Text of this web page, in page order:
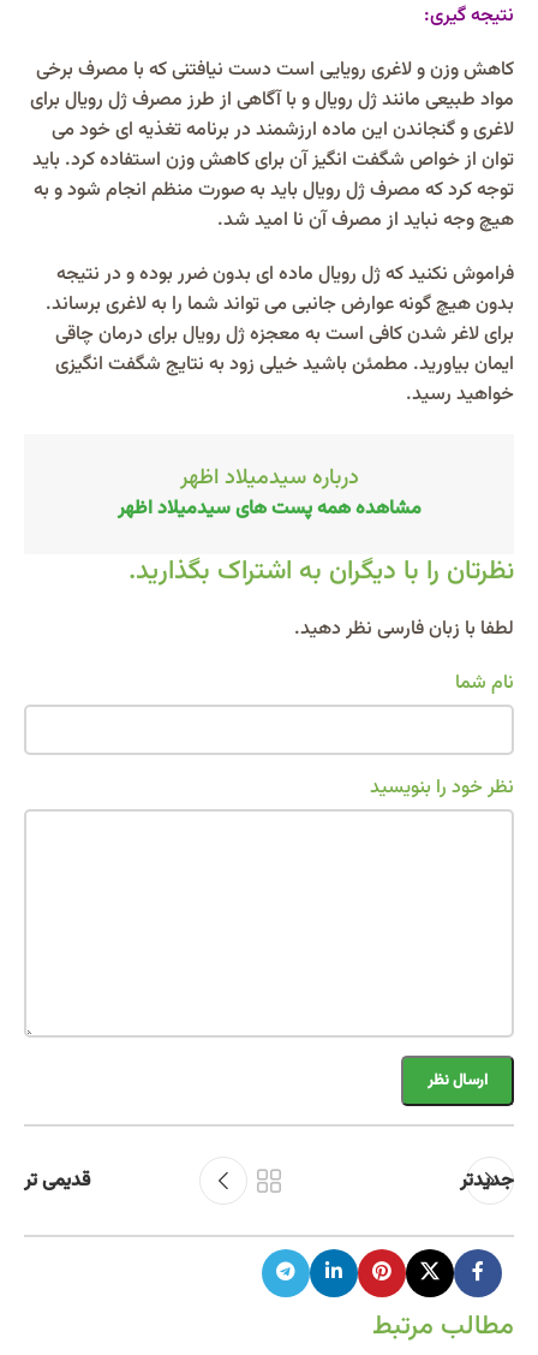
نتیجه گیری:
کاهش وزن و لاغری رویایی است دست نیافتنی که با مصرف برخی
مواد طبیعی مانند ژل رویال و با آگاهی از طرز مصرف ژل رویال برای
لاغری و گنجاندن این ماده ارزشمند در برنامه تغذیه ای خود می
توان از خواص شگفت انگیز آن برای کاهش وزن استفاده کرد. باید
توجه کرد که مصرف ژل رویال باید به صورت منظم انجام شود و به
هیچ وجه نباید از مصرف آن نا امید شد.
فراموش نکنید که ژل رویال ماده ای بدون ضرر بوده و در نتیجه
بدون هیچ گونه عوارض جانبی می تواند شما را به لاغری برساند.
برای لاغر شدن کافی است به معجزه ژل رویال برای درمان چاقی
ایمان بیاورید. مطمئن باشید خیلی زود به نتایج شگفت انگیزی
خواهید رسید.
درباره سیدمیلاد اظهر
مشاهده همه پست های سیدمیلاد اظهر
نظرتان را با دیگران به اشتراک بگذارید.
لطفا با زبان فارسی نظر دهید.
نام شما
نظر خود را بنویسید
Alternative:
جدیدتر قدیمی تر
مطالب مرتبط